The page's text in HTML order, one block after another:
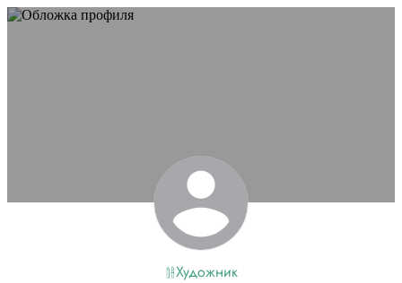
Художник